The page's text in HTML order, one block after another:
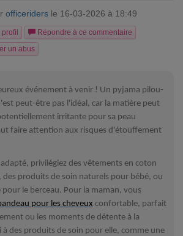
officeriders le 16-03-2026 à 18:49
Répondre à ce commentaire
un abus
événement à venir ! Un pyjama pilou-
peut-être pas l'idéal, car la matière peut
irritante pour sa peau
faire attention aux risques d'étouffement
privilégiez des vêtements en coton
des produits de soin naturels pour bébé, ou
le berceau. Pour la maman, vous
pour les cheveux confortable, parfait
ou les moments de détente à la
à des produits de soin pour elle, comme une